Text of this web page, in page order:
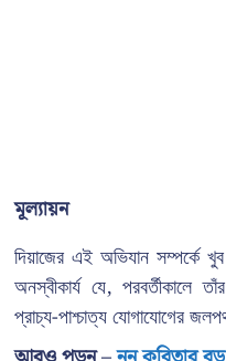
মূল্যায়ন
দিয়াজের এই অভিযান সম্পর্কে
অনস্বীকার্য যে, পরবর্তীকালে
প্রাচ্য-পাশ্চাত্য যোগাযোগের